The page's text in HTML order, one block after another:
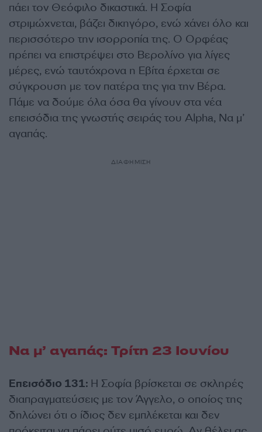
πάει τον Θεόφιλο δικαστικά. Η Σοφία
στριμώχνεται, βάζει δικηγόρο, ενώ χάνει όλο και
περισσότερο την ισορροπία της. Ο Ορφέας
πρέπει να επιστρέψει στο Βερολίνο για λίγες
μέρες, ενώ ταυτόχρονα η Εβίτα έρχεται σε
σύγκρουση με τον πατέρα της για την Βέρα.
Πάμε να δούμε όλα όσα θα γίνουν στα νέα
επεισόδια της γνωστής σειράς του Alpha, Να μ’
αγαπάς.
ΔΙΑΦΗΜΙΣΗ
Να μ’ αγαπάς: Τρίτη 23 Ιουνίου
Επεισόδιο 131: Η Σοφία βρίσκεται σε σκληρές
διαπραγματεύσεις με τον Άγγελο, ο οποίος της
δηλώνει ότι ο ίδιος δεν εμπλέκεται και δεν